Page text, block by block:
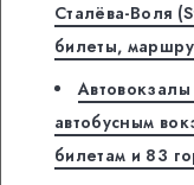
Сталёва-Воля
билеты,
автобусным
билетам и 83